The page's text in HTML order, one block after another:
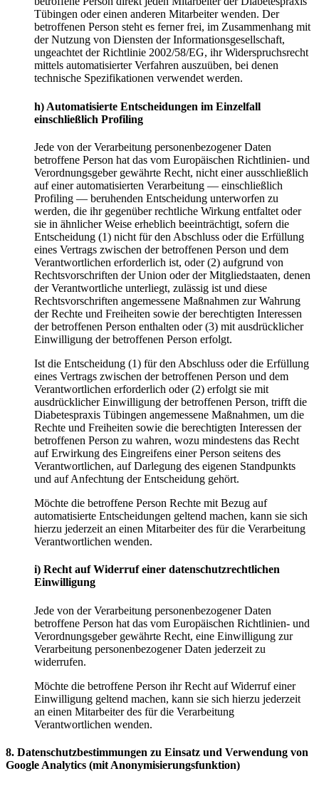
Tübingen oder einen anderen Mitarbeiter wenden. Der
betroffenen Person steht es ferner frei, im Zusammenhang mit
der Nutzung von Diensten der Informationsgesellschaft,
ungeachtet der Richtlinie 2002/58/EG, ihr Widerspruchsrecht
mittels automatisierter Verfahren auszuüben, bei denen
technische Spezifikationen verwendet werden.
h) Automatisierte Entscheidungen im Einzelfall
einschließlich Profiling
Jede von der Verarbeitung personenbezogener Daten
betroffene Person hat das vom Europäischen Richtlinien- und
Verordnungsgeber gewährte Recht, nicht einer ausschließlich
auf einer automatisierten Verarbeitung — einschließlich
Profiling — beruhenden Entscheidung unterworfen zu
werden, die ihr gegenüber rechtliche Wirkung entfaltet oder
sie in ähnlicher Weise erheblich beeinträchtigt, sofern die
Entscheidung (1) nicht für den Abschluss oder die Erfüllung
eines Vertrags zwischen der betroffenen Person und dem
Verantwortlichen erforderlich ist, oder (2) aufgrund von
Rechtsvorschriften der Union oder der Mitgliedstaaten, denen
der Verantwortliche unterliegt, zulässig ist und diese
Rechtsvorschriften angemessene Maßnahmen zur Wahrung
der Rechte und Freiheiten sowie der berechtigten Interessen
der betroffenen Person enthalten oder (3) mit ausdrücklicher
Einwilligung der betroffenen Person erfolgt.
Ist die Entscheidung (1) für den Abschluss oder die Erfüllung
eines Vertrags zwischen der betroffenen Person und dem
Verantwortlichen erforderlich oder (2) erfolgt sie mit
ausdrücklicher Einwilligung der betroffenen Person, trifft die
Diabetespraxis Tübingen angemessene Maßnahmen, um die
Rechte und Freiheiten sowie die berechtigten Interessen der
betroffenen Person zu wahren, wozu mindestens das Recht
auf Erwirkung des Eingreifens einer Person seitens des
Verantwortlichen, auf Darlegung des eigenen Standpunkts
und auf Anfechtung der Entscheidung gehört.
Möchte die betroffene Person Rechte mit Bezug auf
automatisierte Entscheidungen geltend machen, kann sie sich
hierzu jederzeit an einen Mitarbeiter des für die Verarbeitung
Verantwortlichen wenden.
i) Recht auf Widerruf einer datenschutzrechtlichen
Einwilligung
Jede von der Verarbeitung personenbezogener Daten
betroffene Person hat das vom Europäischen Richtlinien- und
Verordnungsgeber gewährte Recht, eine Einwilligung zur
Verarbeitung personenbezogener Daten jederzeit zu
widerrufen.
Möchte die betroffene Person ihr Recht auf Widerruf einer
Einwilligung geltend machen, kann sie sich hierzu jederzeit
an einen Mitarbeiter des für die Verarbeitung
Verantwortlichen wenden.
8. Datenschutzbestimmungen zu Einsatz und Verwendung von
Google Analytics (mit Anonymisierungsfunktion)